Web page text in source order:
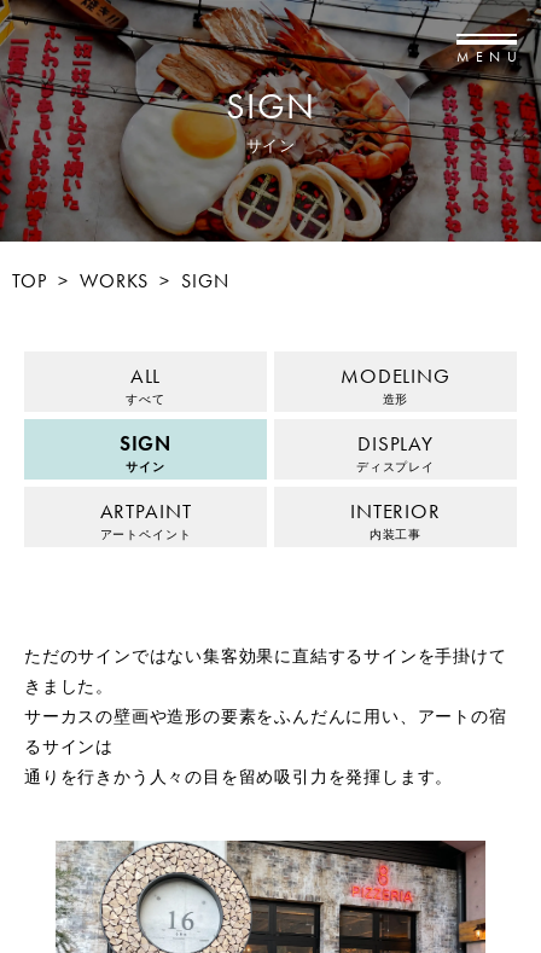
MENU
SIGN
サイン
TOP >WORKS > SIGN
ALL
すべて
MODELING
造形
SIGN
サイン
DISPLAY
ディスプレイ
ARTPAINT
アートペイント
INTERIOR
内装工事
ただのサインではない集客効果に直結するサインを手掛けて
きました。
サーカスの壁画や造形の要素をふんだんに用い、アートの宿
るサインは
通りを行きかう人々の目を留め吸引力を発揮します。